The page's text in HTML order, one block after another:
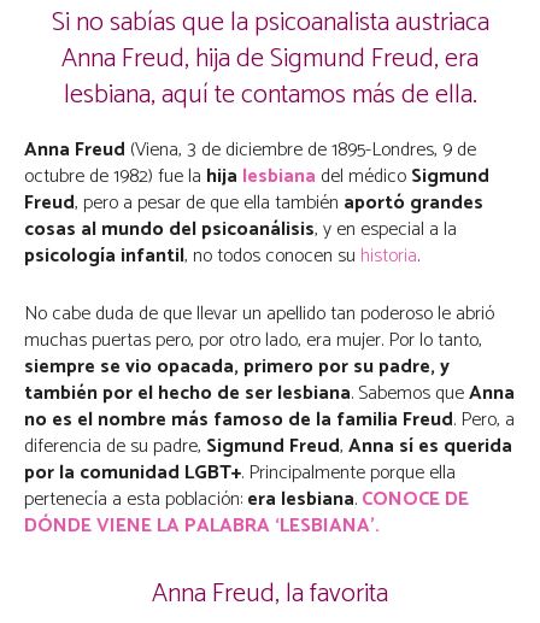
Si no sabías que la psicoanalista austriaca
Anna Freud, hija de Sigmund Freud, era
lesbiana, aquí te contamos más de ella.
Anna Freud (Viena, 3 de diciembre de 1895-Londres, 9 de
octubre de 1982) fue la hija lesbiana del médicoSigmund
Freud, pero a pesar de que ella también aportó grandes
cosas al mundo del psicoanálisis, y en especial a la
psicología infantil, no todos conocen su historia.
No cabe duda de que llevar un apellido tan poderoso le abrió
muchas puertas pero, por otro lado, era mujer. Por lo tanto,
siempre se vio opacada, primero por su padre, y
también por el hecho de ser lesbiana. Sabemos queAnna
no es el nombre más famoso de la familia Freud. Pero, a
diferencia de su padre, Sigmund Freud,Anna sí es querida
por la comunidad LGBT+. Principalmente porque ella
pertenecía a esta población:era lesbiana.CONOCE DE
DÓNDE VIENE LA PALABRA ‘LESBIANA’.
Anna Freud, la favorita